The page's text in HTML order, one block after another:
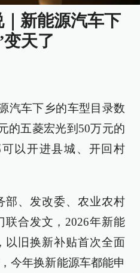
新能源汽车下
天了
汽车下乡的车型目录数
的五菱宏光到50万元的
以开进县城、开回村
部、发改委、农业农村
合发文，2026年新能
以旧换新补贴首次全面
今年换新能源车都能申